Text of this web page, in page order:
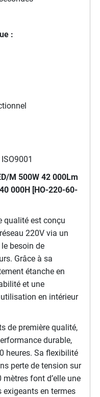
:
M 500W 42 000Lm
000H [HO-220-60-
qualité est conçu
220V via un
besoin de
Grâce à sa
étanche en
et une
en intérieur
de première qualité,
durable,
heures. Sa flexibilité
perte de tension sur
font d’elle une
en termes